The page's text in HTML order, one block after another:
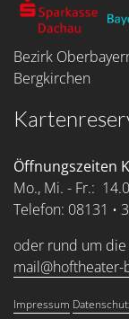
Bezirk
Bergkirchen
Öffnungszeiten
Mo., Mi. - Fr.:
Telefon: 08131 •
oder rund um
Service Menu
Impressum